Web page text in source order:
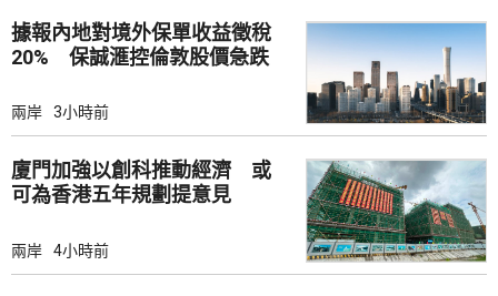
據報內地對境外保單收益徵稅
20% 保誠滙控倫敦股價急跌
兩岸 3小時前
廈門加強以創科推動經濟 或
可為香港五年規劃提意見
兩岸 4小時前